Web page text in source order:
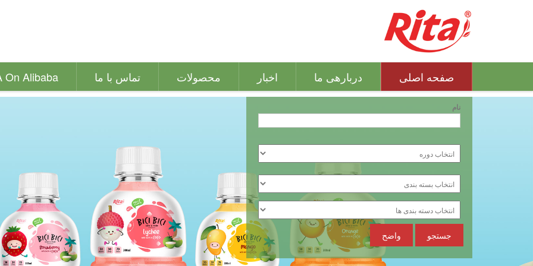
صفحه اصلی دربارهی ما اخبار محصولات تماس با ما On Alibaba
نام
جستجو واضح